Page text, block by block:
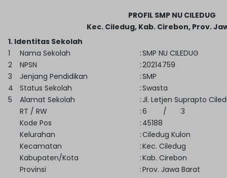
PROFIL SMP NU CILEDUG
Kec. Ciledug, Kab. Cirebon, Prov.
1. Identitas Sekolah
1
Nama Sekolah :SMP NU CILEDUG
2
NPSN :20214759
3
Jenjang Pendidikan :SMP
4
Status Sekolah :Swasta
5
Alamat Sekolah : Jl. Letjen Suprapto
RT / RW
:6 /
3
Kode Pos
: 45188
Kelurahan
:Ciledug Kulon
Kecamatan
:Kec. Ciledug
Kabupaten/Kota
:Kab. Cirebon
Provinsi
:Prov. Jawa Barat